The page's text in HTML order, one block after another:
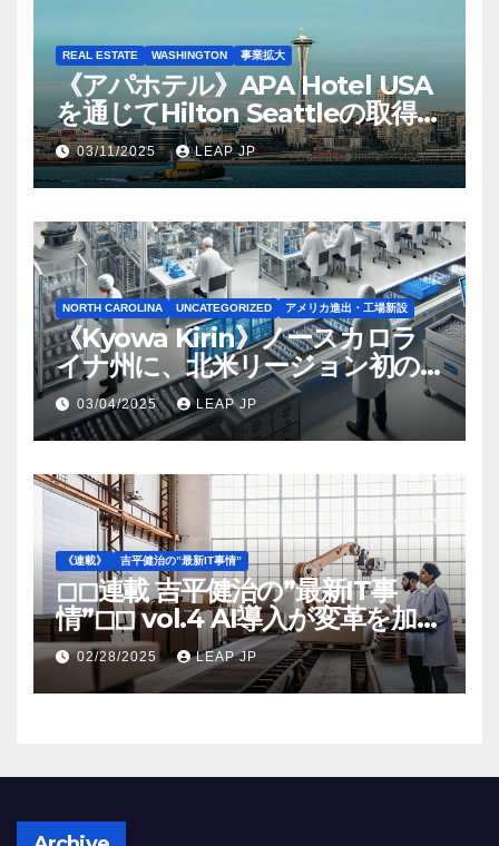
REAL ESTATE WASHINGTON 事業拡大
《アパホテル》APA Hotel USA
を通じてHilton Seattleの取得を
完了
03/11/2025 LEAP JP
NORTH CAROLINA UNCATEGORIZED アメリカ進出・工場新設
《Kyowa Kirin》ノースカロラ
イナ州に、北米リージョン初の
工場建設を決定
03/04/2025 LEAP JP
《連載》 吉平健治の”最新IT事情”
◻︎◻︎連載 吉平健治の”最新IT事
情”◻︎◻︎ vol.4 AI導入が変革を加速
する米国製造業の最前線
02/28/2025 LEAP JP